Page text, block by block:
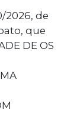
2026, de
que
DE OS